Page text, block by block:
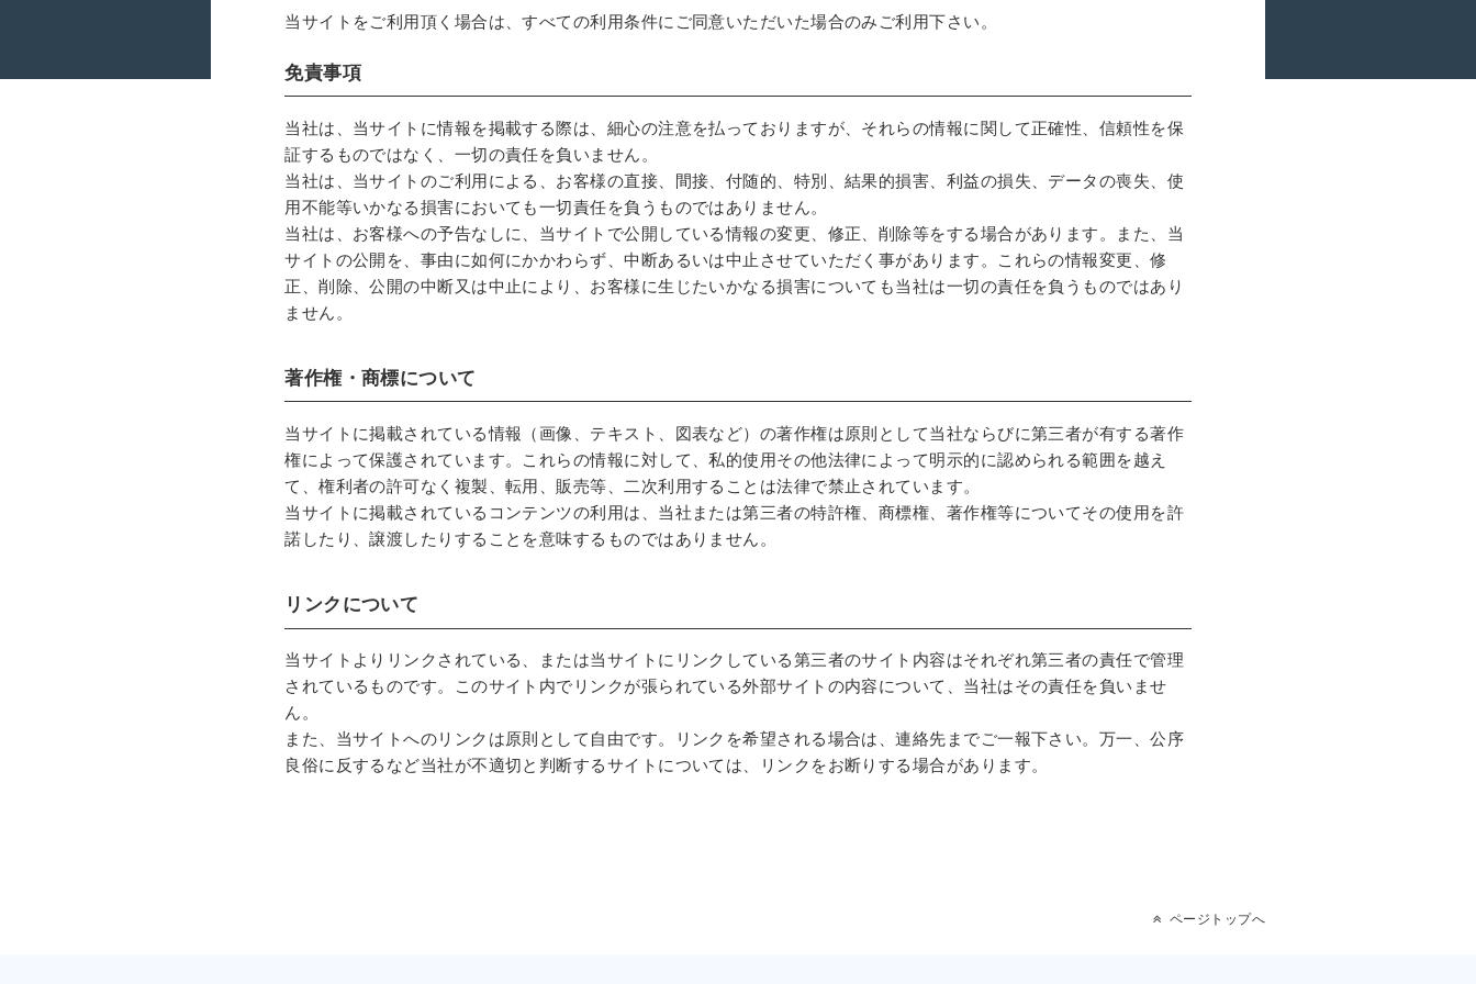
当サイトをご利用頂く場合は、すべての利用条件にご同意いただいた場合のみご利用下さい。
免責事項
当社は、当サイトに情報を掲載する際は、細心の注意を払っておりますが、それらの情報に関して正確性、信頼性を保
証するものではなく、一切の責任を負いません。
当社は、当サイトのご利用による、お客様の直接、間接、付随的、特別、結果的損害、利益の損失、データの喪失、使
用不能等いかなる損害においても一切責任を負うものではありません。
当社は、お客様への予告なしに、当サイトで公開している情報の変更、修正、削除等をする場合があります。また、当
サイトの公開を、事由に如何にかかわらず、中断あるいは中止させていただく事があります。これらの情報変更、修
正、削除、公開の中断又は中止により、お客様に生じたいかなる損害についても当社は一切の責任を負うものではあり
ません。
著作権・商標について
当サイトに掲載されている情報（画像、テキスト、図表など）の著作権は原則として当社ならびに第三者が有する著作
権によって保護されています。これらの情報に対して、私的使用その他法律によって明示的に認められる範囲を越え
て、権利者の許可なく複製、転用、販売等、二次利用することは法律で禁止されています。
当サイトに掲載されているコンテンツの利用は、当社または第三者の特許権、商標権、著作権等についてその使用を許
諾したり、譲渡したりすることを意味するものではありません。
リンクについて
当サイトよりリンクされている、または当サイトにリンクしている第三者のサイト内容はそれぞれ第三者の責任で管理
されているものです。このサイト内でリンクが張られている外部サイトの内容について、当社はその責任を負いませ
ん。
また、当サイトへのリンクは原則として自由です。リンクを希望される場合は、連絡先までご一報下さい。万一、公序
良俗に反するなど当社が不適切と判断するサイトについては、リンクをお断りする場合があります。
ページトップへ